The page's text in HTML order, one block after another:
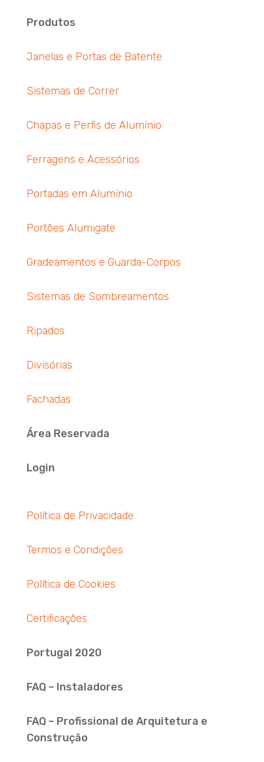
Produtos
Janelas e Portas de Batente
Sistemas de Correr
Chapas e Perfis de Alumínio
Ferragens e Acessórios
Portadas em Alumínio
Portões Alumigate
Gradeamentos e Guarda-Corpos
Sistemas de Sombreamentos
Ripados
Divisórias
Fachadas
Área Reservada
Login
Política de Privacidade
Termos e Condições
Política de Cookies
Certificações
Portugal 2020
FAQ – Instaladores
FAQ – Profissional de Arquitetura e
Construção